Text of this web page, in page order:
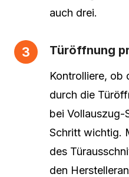
auch drei.
Türöffnung
Kontrolliere, ob
durch die
bei Vollauszug-
Schritt wichtig.
des
den